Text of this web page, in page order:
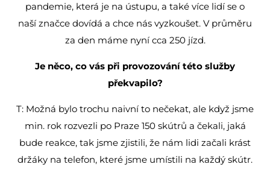
pandemie, která je na ústupu, a také více lidí se o
naší značce dovídá a chce nás vyzkoušet. V průměru
za den máme nyní cca 250 jízd.
Je něco, co vás při provozování této služby
překvapilo?
T: Možná bylo trochu naivní to nečekat, ale když jsme
min. rok rozvezli po Praze 150 skútrů a čekali, jaká
bude reakce, tak jsme zjistili, že nám lidi začali krást
držáky na telefon, které jsme umístili na každý skútr.